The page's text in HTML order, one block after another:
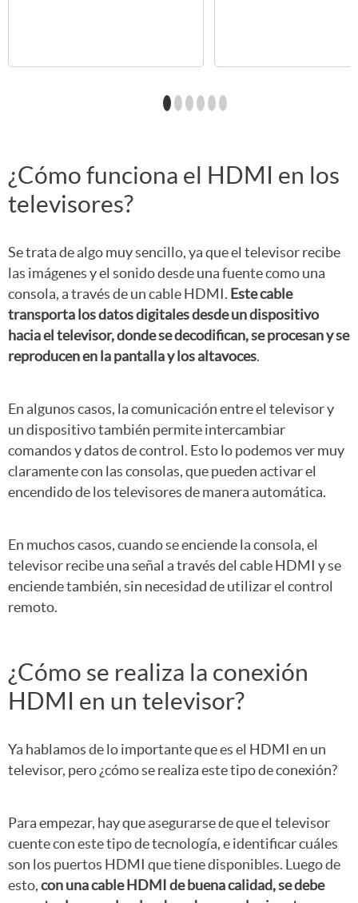
¿Cómo funciona el HDMI en los
televisores?
Se trata de algo muy sencillo, ya que el televisor recibe
las imágenes y el sonido desde una fuente como una
consola, a través de un cable HDMI. Este cable
transporta los datos digitales desde un dispositivo
hacia el televisor, donde se decodifican, se procesan y se
reproducen en la pantalla y los altavoces.
En algunos casos, la comunicación entre el televisor y
un dispositivo también permite intercambiar
comandos y datos de control. Esto lo podemos ver muy
claramente con las consolas, que pueden activar el
encendido de los televisores de manera automática.
En muchos casos, cuando se enciende la consola, el
televisor recibe una señal a través del cable HDMI y se
enciende también, sin necesidad de utilizar el control
remoto.
¿Cómo se realiza la conexión
HDMI en un televisor?
Ya hablamos de lo importante que es el HDMI en un
televisor, pero ¿cómo se realiza este tipo de conexión?
Para empezar, hay que asegurarse de que el televisor
cuente con este tipo de tecnología, e identificar cuáles
son los puertos HDMI que tiene disponibles. Luego de
esto,con una cable HDMI de buena calidad, se debe